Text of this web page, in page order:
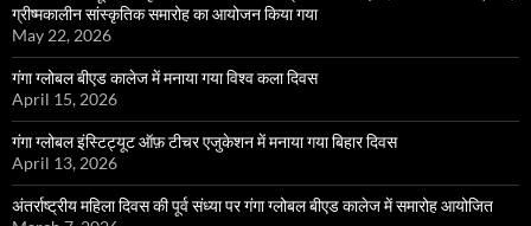
ग्रीष्मकालीन सांस्कृतिक समारोह का आयोजन किया गया
May 22, 2026
गंगा ग्लोबल बीएड कालेज में मनाया गया विश्व कला दिवस
April 15, 2026
गंगा ग्लोबल इंस्टिट्यूट ऑफ़ टीचर एजुकेशन में मनाया गया बिहार दिवस
April 13, 2026
अंतर्राष्ट्रीय महिला दिवस की पूर्व संध्या पर गंगा ग्लोबल बीएड कालेज में समारोह आयोजित